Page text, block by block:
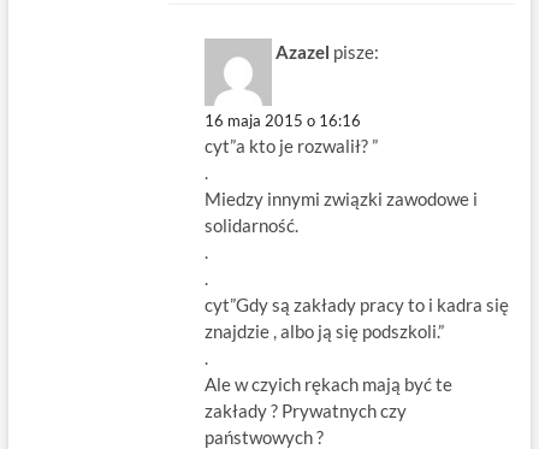
Azazel pisze:
16 maja 2015 o 16:16
cyt”a kto je rozwalił? ”
.
Miedzy innymi związki zawodowe i
solidarność.
.
.
cyt”Gdy są zakłady pracy to i kadra się
znajdzie , albo ją się podszkoli.”
.
Ale w czyich rękach mają być te
zakłady ? Prywatnych czy
państwowych ?